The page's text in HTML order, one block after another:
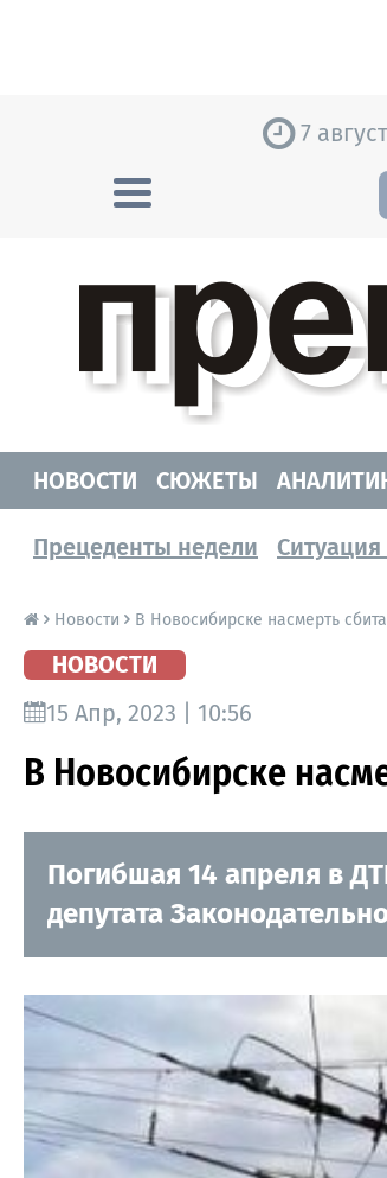
7
НОВОСТИ
СЮЖЕТЫ
Прецеденты недели
Новости В Новосибирске насмерть
НОВОСТИ
15 Апр, 2023 | 10:56
В Новосибирске
Погибшая 14 апреля в
депутата